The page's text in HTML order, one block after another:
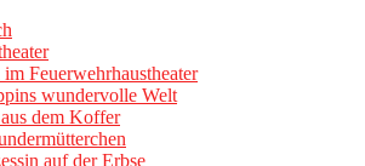
Feuerwehrhaustheater
wundervolle Welt
dem Koffer
auf der Erbse